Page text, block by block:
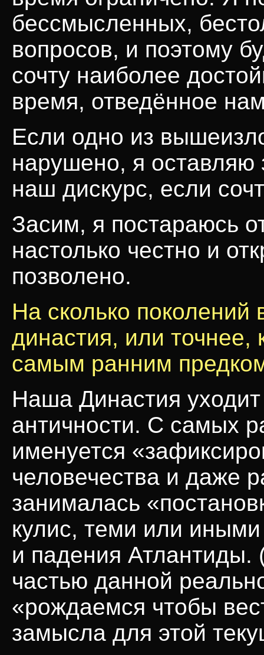
бессмысленных,
вопросов, и поэтому
сочту наиболее
время, отведённое
Если одно из
нарушено, я оставляю
наш дискурс, если
Засим, я постараюсь
настолько честно и
позволено.
На сколько поколений
династия, или точнее,
самым ранним
Наша Династия
античности. С самых
именуется
человечества и даже
занималась
кулис, теми или
и падения
частью данной
«рождаемся чтобы
замысла для этой